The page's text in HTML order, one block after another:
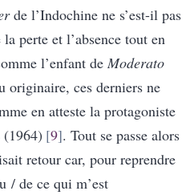
de l’Indochine ne s’est-il pas
perte et l’absence tout en
l’enfant de Moderato
originaire, ces derniers ne
en atteste la protagoniste
(1964) 9 . Tout se passe alors
retour car, pour reprendre
/ de ce qui m’est